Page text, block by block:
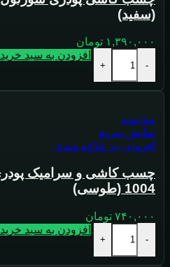
(سفید)
۱,۳۹۰,۰۰۰ تومان
-
+
افزودن به سبد خرید
مقايسه
نمایش سریع
افزودن به علاقه مندی
1004 (طوسی)
۷۴۰,۰۰۰ تومان
-
+
افزودن به سبد خرید